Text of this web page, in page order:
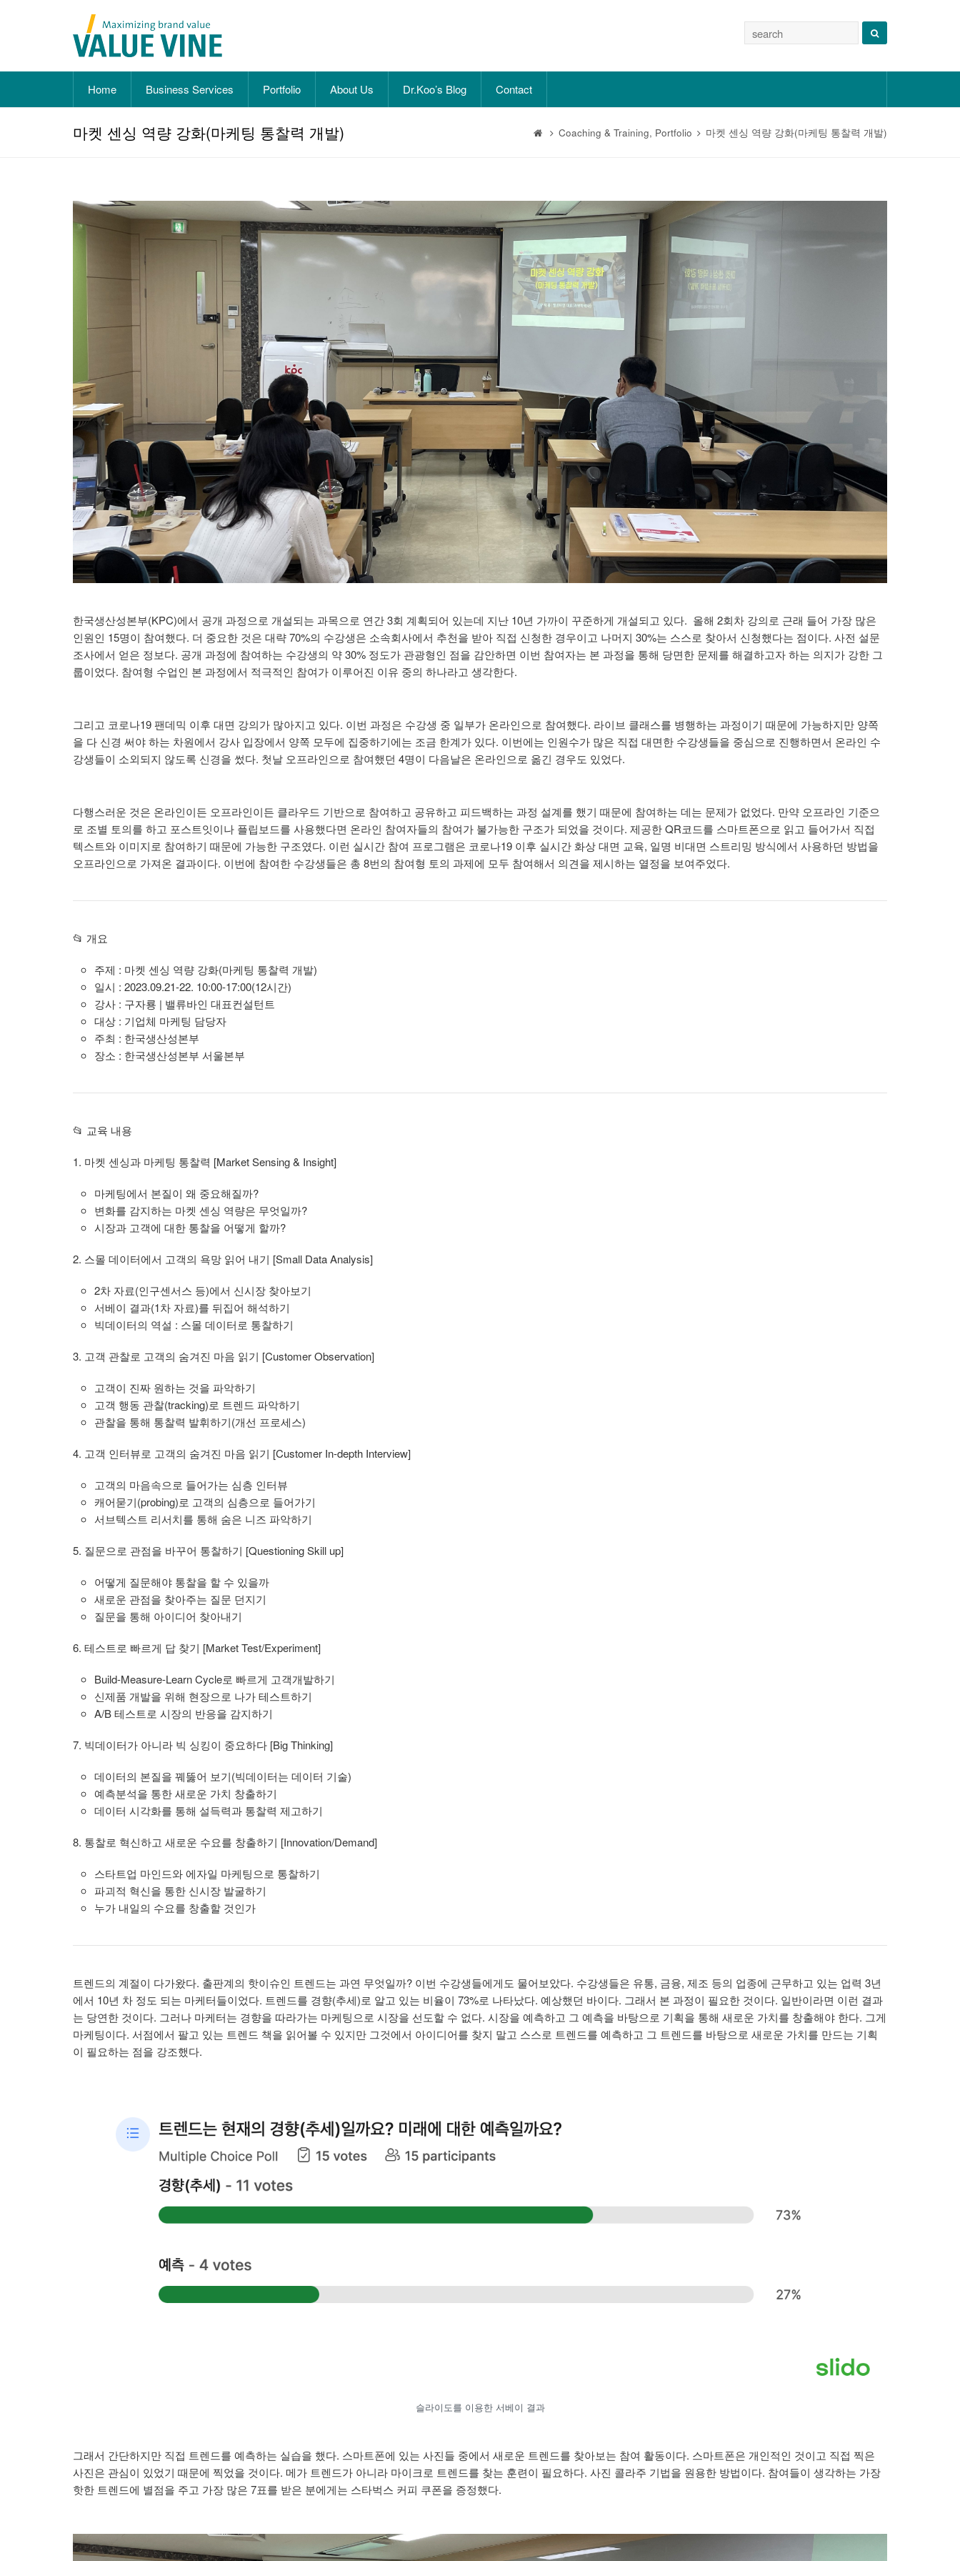
Home Business Services Portfolio About Us Dr.Koo’s Blog Contact
마켓 센싱 역량 강화(마케팅 통찰력 개발) Coaching & Training, Portfolio 마켓 센싱 역량 강화(마케팅 통찰력 개발)
한국생산성본부(KPC)에서 공개 과정으로 개설되는 과목으로 연간 3회 계획되어 있는데 지난 10년 가까이 꾸준하게 개설되고 있다. 올해 2회차 강의로 근래 들어 가장 많은
인원인 15명이 참여했다. 더 중요한 것은 대략 70%의 수강생은 소속회사에서 추천을 받아 직접 신청한 경우이고 나머지 30%는 스스로 찾아서 신청했다는 점이다. 사전 설문
조사에서 얻은 정보다. 공개 과정에 참여하는 수강생의 약 30% 정도가 관광형인 점을 감안하면 이번 참여자는 본 과정을 통해 당면한 문제를 해결하고자 하는 의지가 강한 그
룹이었다. 참여형 수업인 본 과정에서 적극적인 참여가 이루어진 이유 중의 하나라고 생각한다.
그리고 코로나19 팬데믹 이후 대면 강의가 많아지고 있다. 이번 과정은 수강생 중 일부가 온라인으로 참여했다. 라이브 클래스를 병행하는 과정이기 때문에 가능하지만 양쪽
을 다 신경 써야 하는 차원에서 강사 입장에서 양쪽 모두에 집중하기에는 조금 한계가 있다. 이번에는 인원수가 많은 직접 대면한 수강생들을 중심으로 진행하면서 온라인 수
강생들이 소외되지 않도록 신경을 썼다. 첫날 오프라인으로 참여했던 4명이 다음날은 온라인으로 옮긴 경우도 있었다.
다행스러운 것은 온라인이든 오프라인이든 클라우드 기반으로 참여하고 공유하고 피드백하는 과정 설계를 했기 때문에 참여하는 데는 문제가 없었다. 만약 오프라인 기준으
로 조별 토의를 하고 포스트잇이나 플립보드를 사용했다면 온라인 참여자들의 참여가 불가능한 구조가 되었을 것이다. 제공한 QR코드를 스마트폰으로 읽고 들어가서 직접
텍스트와 이미지로 참여하기 때문에 가능한 구조였다. 이런 실시간 참여 프로그램은 코로나19 이후 실시간 화상 대면 교육, 일명 비대면 스트리밍 방식에서 사용하던 방법을
오프라인으로 가져온 결과이다. 이번에 참여한 수강생들은 총 8번의 참여형 토의 과제에 모두 참여해서 의견을 제시하는 열정을 보여주었다.
​📂 개요
주제 : 마켓 센싱 역량 강화(마케팅 통찰력 개발)
일시 : 2023.09.21-22. 10:00-17:00(12시간)
강사 : 구자룡 | 밸류바인 대표컨설턴트
대상 : 기업체 마케팅 담당자
주최 : 한국생산성본부
장소 : 한국생산성본부 서울본부
📂 교육 내용
1. 마켓 센싱과 마케팅 통찰력 [Market Sensing & Insight]
마케팅에서 본질이 왜 중요해질까?
변화를 감지하는 마켓 센싱 역량은 무엇일까?
시장과 고객에 대한 통찰을 어떻게 할까?
2. 스몰 데이터에서 고객의 욕망 읽어 내기 [Small Data Analysis]
2차 자료(인구센서스 등)에서 신시장 찾아보기
서베이 결과(1차 자료)를 뒤집어 해석하기
빅데이터의 역설 : 스몰 데이터로 통찰하기
3. 고객 관찰로 고객의 숨겨진 마음 읽기 [Customer Observation]
고객이 진짜 원하는 것을 파악하기
고객 행동 관찰(tracking)로 트렌드 파악하기
관찰을 통해 통찰력 발휘하기(개선 프로세스)
4. 고객 인터뷰로 고객의 숨겨진 마음 읽기 [Customer In-depth Interview]
고객의 마음속으로 들어가는 심층 인터뷰
캐어묻기(probing)로 고객의 심층으로 들어가기
서브텍스트 리서치를 통해 숨은 니즈 파악하기
5. 질문으로 관점을 바꾸어 통찰하기 [Questioning Skill up]
어떻게 질문해야 통찰을 할 수 있을까
새로운 관점을 찾아주는 질문 던지기
질문을 통해 아이디어 찾아내기
6. 테스트로 빠르게 답 찾기 [Market Test/Experiment]
Build-Measure-Learn Cycle로 빠르게 고객개발하기
신제품 개발을 위해 현장으로 나가 테스트하기
A/B 테스트로 시장의 반응을 감지하기
7. 빅데이터가 아니라 빅 싱킹이 중요하다 [Big Thinking]
데이터의 본질을 꿰뚫어 보기(빅데이터는 데이터 기술)
예측분석을 통한 새로운 가치 창출하기
데이터 시각화를 통해 설득력과 통찰력 제고하기
8. 통찰로 혁신하고 새로운 수요를 창출하기 [Innovation/Demand]
스타트업 마인드와 에자일 마케팅으로 통찰하기
파괴적 혁신을 통한 신시장 발굴하기
누가 내일의 수요를 창출할 것인가
트렌드의 계절이 다가왔다. 출판계의 핫이슈인 트렌드는 과연 무엇일까? 이번 수강생들에게도 물어보았다. 수강생들은 유통, 금융, 제조 등의 업종에 근무하고 있는 업력 3년
에서 10년 차 정도 되는 마케터들이었다. 트렌드를 경향(추세)로 알고 있는 비율이 73%로 나타났다. 예상했던 바이다. 그래서 본 과정이 필요한 것이다. 일반이라면 이런 결과
는 당연한 것이다. 그러나 마케터는 경향을 따라가는 마케팅으로 시장을 선도할 수 없다. 시장을 예측하고 그 예측을 바탕으로 기획을 통해 새로운 가치를 창출해야 한다. 그게
마케팅이다. 서점에서 팔고 있는 트렌드 책을 읽어볼 수 있지만 그것에서 아이디어를 찾지 말고 스스로 트렌드를 예측하고 그 트렌드를 바탕으로 새로운 가치를 만드는 기획
이 필요하는 점을 강조했다.
슬라이도를 이용한 서베이 결과
그래서 간단하지만 직접 트렌드를 예측하는 실습을 했다. 스마트폰에 있는 사진들 중에서 새로운 트렌드를 찾아보는 참여 활동이다. 스마트폰은 개인적인 것이고 직접 찍은
사진은 관심이 있었기 때문에 찍었을 것이다. 메가 트렌드가 아니라 마이크로 트렌드를 찾는 훈련이 필요하다. 사진 콜라주 기법을 원용한 방법이다. 참여들이 생각하는 가장
핫한 트렌드에 별점을 주고 가장 많은 7표를 받은 분에게는 스타벅스 커피 쿠폰을 증정했다.